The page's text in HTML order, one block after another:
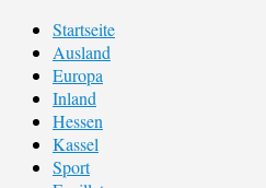
Startseite
Ausland
Europa
Inland
Hessen
Kassel
Sport